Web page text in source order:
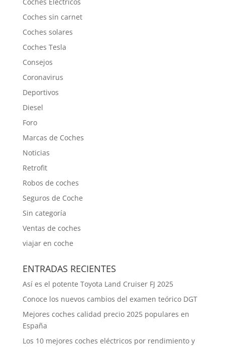
Coches sin carnet
Coches solares
Coches Tesla
Consejos
Coronavirus
Deportivos
Diesel
Foro
Marcas de Coches
Noticias
Retrofit
Robos de coches
Seguros de Coche
Sin categoría
Ventas de coches
viajar en coche
ENTRADAS RECIENTES
Así es el potente Toyota Land Cruiser FJ 2025
Conoce los nuevos cambios del examen teórico DGT
Mejores coches calidad precio 2025 populares en
España
Los 10 mejores coches eléctricos por rendimiento y